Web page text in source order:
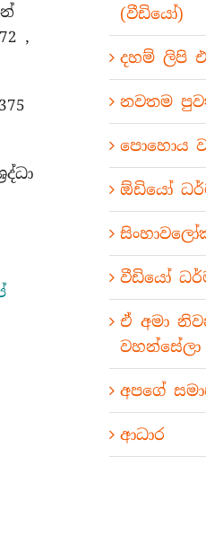
,
(වීඩියෝ)
දහම් ලිපි
නවතම
පොහොය
ඕඩියෝ
වීඩියෝ
ඒ අමා
අපගේ
ආධාර